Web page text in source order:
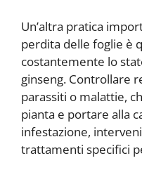
Un’altra pratica
perdita delle foglie è
costantemente lo
ginseng. Controllare
parassiti o malattie,
pianta e portare alla
infestazione,
trattamenti specifici